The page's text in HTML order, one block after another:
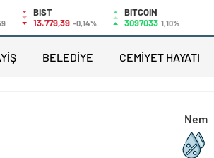
BIST
13.779,39 -0,14%
BITCOIN
3097033 1,10%
BELEDİYE CEMİYET HAYATI
Nem